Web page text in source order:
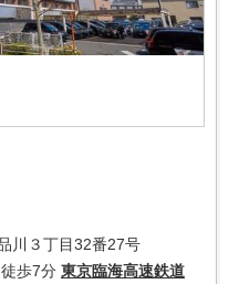
川３丁目32番27号
徒歩7分 東京臨海高速鉄道